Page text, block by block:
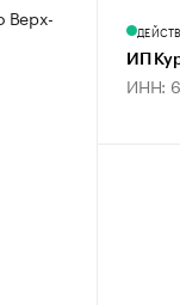
Верх-
ИП
ИНН: